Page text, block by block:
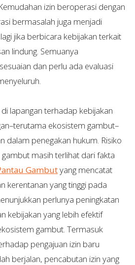
izin beroperasi dengan
bermasalah juga menjadi
jika berbicara kebijakan terkait
lindung. Semuanya
dan perlu ada evaluasi
lapangan terhadap kebijakan
ekosistem gambut–
dalam penegakan hukum. Risiko
masih terlihat dari fakta
Gambutyang mencatat
kerentanan yang tinggi pada
perlunya peningkatan
kebijakan yang lebih efektif
gambut. Termasuk
pengajuan izin baru
berjalan, pencabutan izin yang